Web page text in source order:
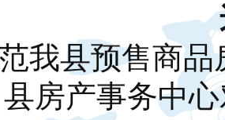
我县预售商
房产事务中